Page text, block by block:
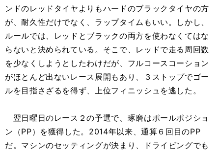
ンドのレッドタイヤよりもハードのブラックタイヤの方
が、耐久性だけでなく、ラップタイムもいい。しかし、
ルールでは、レッドとブラックの両方を使わなくてはな
らないと決められている。そこで、レッドで走る周回数
を少なくしようとしたわけだが、フルコースコーション
がほとんど出ないレース展開もあり、３ストップでゴー
ルを目指さざるを得ず、上位フィニッシュを逃した。
翌日曜日のレース２の予選で、琢磨はポールポジショ
ン（PP）を獲得した。2014年以来、通算６回目のPP
だ。マシンのセッティングが決まり、ドライビングでも